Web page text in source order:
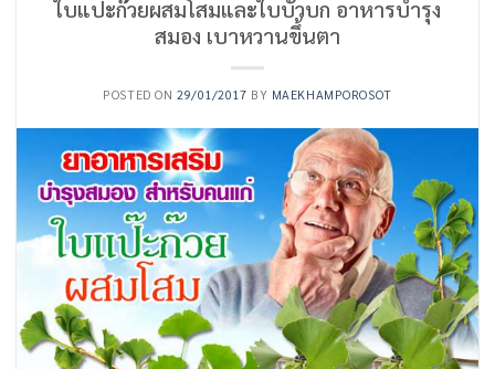
ใบแปะก๊วยผสมโสมและใบบัวบก อาหารบำรุง
สมอง เบาหวานขึ้นตา
POSTED ON 29/01/2017 BY MAEKHAMPOROSOT